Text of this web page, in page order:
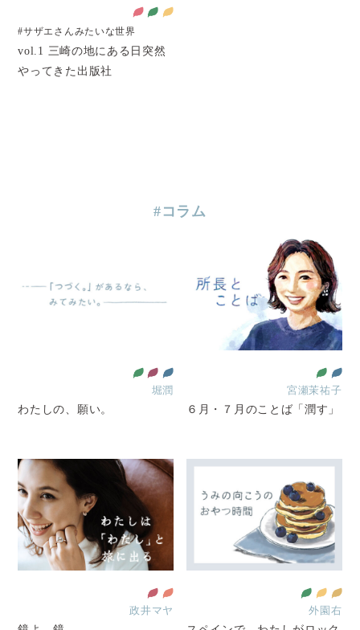
#サザエさんみたいな世界
vol.1 三崎の地にある日突然
やってきた出版社
#コラム
堀潤
わたしの、願い。
宮瀬茉祐子
６月・７月のことば「潤す」
政井マヤ 外園右